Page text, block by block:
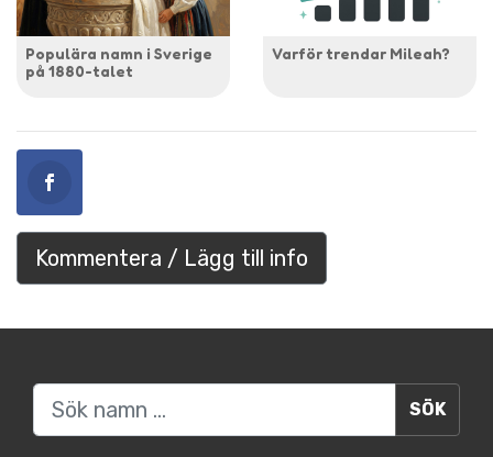
Populära namn i Sverige
på 1880-talet
Varför trendar Mileah?
Kommentera / Lägg till info
Sök